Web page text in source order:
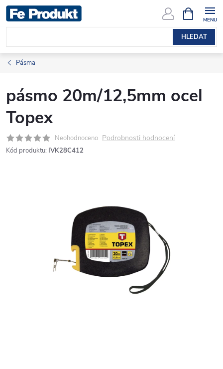
Přejít
na
obsah
HLEDAT
NÁKUPNÍ
KOŠÍK
Pásma
pásmo 20m/12,5mm ocel
Topex
Neohodnoceno Podrobnosti hodnocení
Kód produktu: IVK28C412